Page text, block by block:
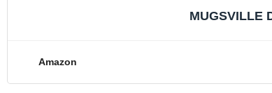
MUGSVILLE
Amazon